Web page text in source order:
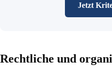
Jetzt
Rechtliche und